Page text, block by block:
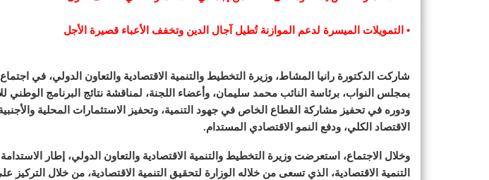
• التمويلات الميسرة لدعم الموازنة تُطيل آجال الدين وتخفف الأعباء قصيرة الأجل
شاركت الدكتورة رانيا المشاط، وزيرة التخطيط والتنمية الاقتصادية والتعاون الدولي، في اجتماع
بمجلس النواب، برئاسة النائب محمد سليمان، وأعضاء اللجنة، لمناقشة نتائج البرنامج الوطني
ودوره في تحفيز مشاركة القطاع الخاص في جهود التنمية، وتحفيز الاستثمارات المحلية
الاقتصاد الكلي، ودفع النمو الاقتصادي المستدام.
وخلال الاجتماع، استعرضت وزيرة التخطيط والتنمية الاقتصادية والتعاون الدولي، إطار
التنمية الاقتصادية، الذي تسعى من خلاله الوزارة لتحقيق التنمية الاقتصادية، من خلال